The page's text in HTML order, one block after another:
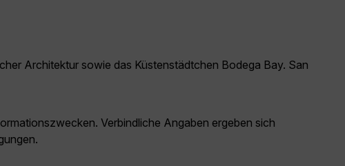
Architektur sowie das Küstenstädtchen Bodega Bay. San
Verbindliche Angaben ergeben sich